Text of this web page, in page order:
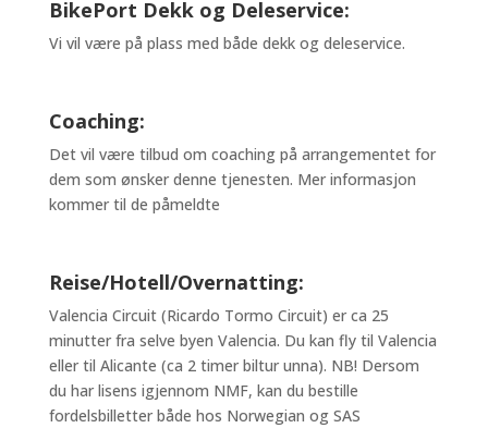
BikePort Dekk og Deleservice:
Vi vil være på plass med både dekk og deleservice.
Coaching:
Det vil være tilbud om coaching på arrangementet for
dem som ønsker denne tjenesten. Mer informasjon
kommer til de påmeldte
Reise/Hotell/Overnatting:
Valencia Circuit (Ricardo Tormo Circuit) er ca 25
minutter fra selve byen Valencia. Du kan fly til Valencia
eller til Alicante (ca 2 timer biltur unna). NB! Dersom
du har lisens igjennom NMF, kan du bestille
fordelsbilletter både hos Norwegian og SAS